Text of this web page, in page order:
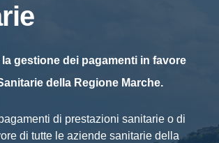
gestione dei pagamenti in favore
della Regione Marche.
di prestazioni sanitarie o di
di tutte le aziende sanitarie della